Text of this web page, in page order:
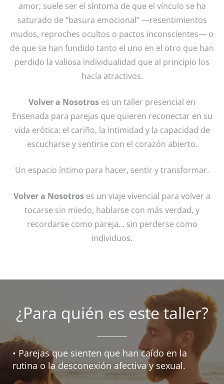
amor; suele ser el síntoma de que el vínculo se ha
saturado de "basura emocional" —resentimientos
mudos, reproches ocultos o pactos inconscientes— o
de que se han fundido tanto el uno en el otro que han
perdido la valiosa individualidad que al principio los
hacía atractivos.
Volver a Nosotros es un taller presencial en
Ensenada para parejas que quieren reconectar en su
vida erótica: el cariño, la intimidad y la capacidad de
escucharse y sentirse con el corazón abierto.
Un espacio íntimo para hacer, sentir y transformar.
Volver a Nosotros es un viaje vivencial para volver a
tocarse sin miedo, hablarse con más verdad, y
recordarse como pareja… sin perderse como
individuos.
¿Para quién es este taller?
• Parejas que sienten que han caído en la
rutina o la desconexión afectiva y sexual.